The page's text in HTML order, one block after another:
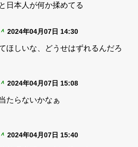
日本人が何か揉めてる
2024年04月07日 14:30
ほしいな、どうせはずれるんだろ
2024年04月07日 15:08
たらないかなぁ
2024年04月07日 15:40